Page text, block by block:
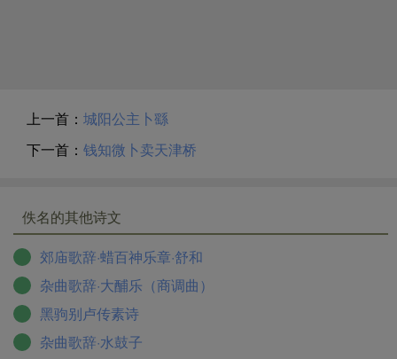
上一首： 城阳公主卜繇
下一首： 钱知微卜卖天津桥
佚名的其他诗文
郊庙歌辞·蜡百神乐章·舒和
杂曲歌辞·大酺乐（商调曲）
黑驹别卢传素诗
杂曲歌辞·水鼓子